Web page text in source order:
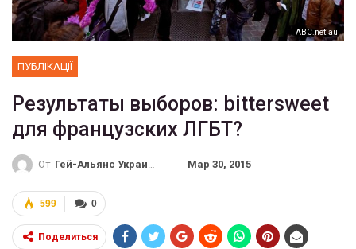
ABC.net.au
ПУБЛІКАЦІЇ
Результаты выборов: bittersweet
для французских ЛГБТ?
От Гей-Альянс Украина Мар 30, 2015
0
599
Поделиться